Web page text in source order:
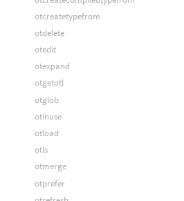
otcreatetypefrom
otdelete
otedit
otexpand
otgetotl
otglob
otinuse
otload
otls
otmerge
otprefer